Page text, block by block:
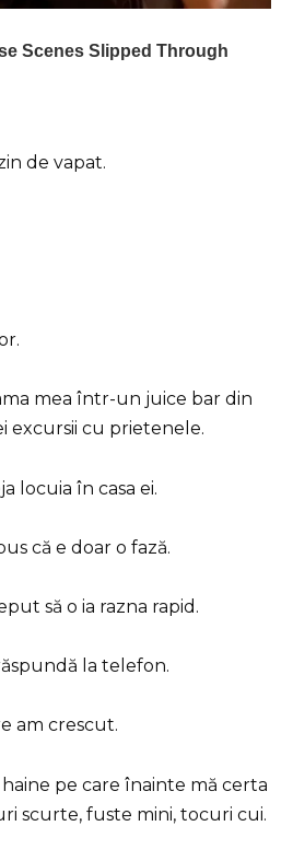
de vapat.
mea într-un juice bar din
excursii cu prietenele.
locuia în casa ei.
că e doar o fază.
să o ia razna rapid.
la telefon.
am crescut.
pe care înainte mă certa
scurte, fuste mini, tocuri cui.